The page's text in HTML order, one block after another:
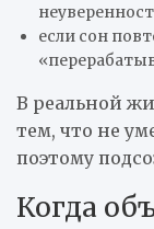
если сон
В реальной
тем, что не
поэтому
Когда